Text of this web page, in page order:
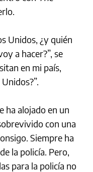
Unidos, ¿y quién
a hacer?”, se
en mi país,
ha alojado en un
con una
Siempre ha
la policía. Pero,
para la policía no